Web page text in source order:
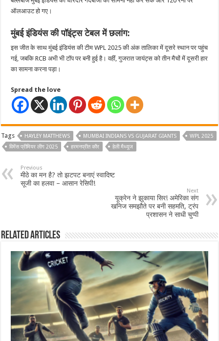
ऑलआउट हो गए।
मुंबई इंडियंस की पॉइंट्स टेबल में छलांग:
इस जीत के साथ मुंबई इंडियंस की टीम WPL 2025 की अंक तालिका में दूसरे स्थान पर पहुंच
गई, जबकि RCB अभी भी टॉप पर बनी हुई है। वहीं, गुजरात जायंट्स को तीन मैचों में दूसरी हार
का सामना करना पड़ा।
Spread the love
Tags HAYLEY MATTHEWS MUMBAI INDIANS VS GUJARAT GIANTS
WPL 2025
विमेंस प्रीमियर लीग 2025
हरमनप्रीत कौर हेली मैथ्यूज
Previous
मीठे का मन है? तो झटपट बनाएं स्वादिष्ट
सूजी का हलवा – आसान रेसिपी!
Next
यूक्रेन ने झुकाया सिर! अमेरिका संग
खनिज समझौते पर बनी सहमति, ट्रंप
प्रशासन ने साधी चुप्पी
Related Articles